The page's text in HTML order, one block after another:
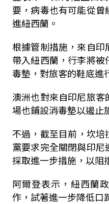
要，病毒也有可能從
進紐西蘭。
根據管制措施，來自
帶入紐西蘭，行李將
毒墊，對旅客的鞋底進
澳洲也對來自印尼旅
場也鋪設消毒墊以遏止
不過，截至目前，坎
黨要求完全關閉與印
採取進一步措施，以阻
阿爾登表示，紐西蘭
作，試著進一步降低口